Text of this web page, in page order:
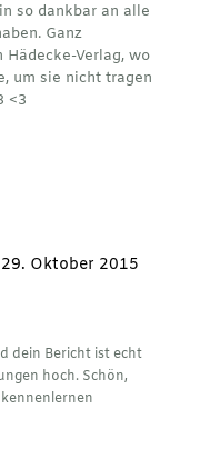
so dankbar an alle
Ganz
Hädecke-Verlag, wo
um sie nicht tragen
<3
Oktober 2015
dein Bericht ist echt
hoch. Schön,